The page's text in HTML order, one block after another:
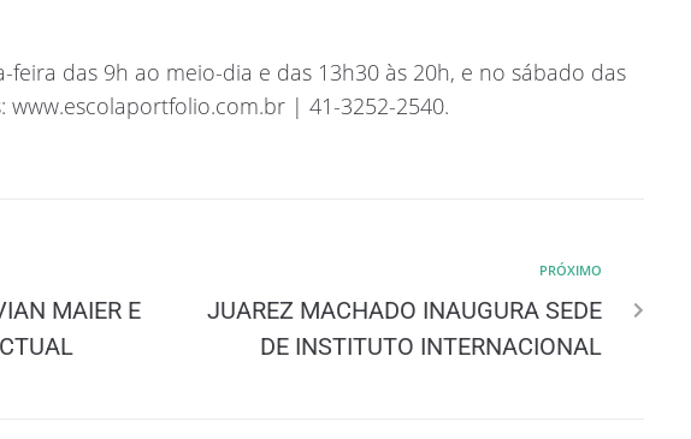
feira das 9h ao meio-dia e das 13h30 às 20h, e no sábado das
www.escolaportfolio.com.br | 41-3252-2540.
MAIER E
PRÓXIMO
JUAREZ MACHADO INAUGURA SEDE
DE INSTITUTO INTERNACIONAL